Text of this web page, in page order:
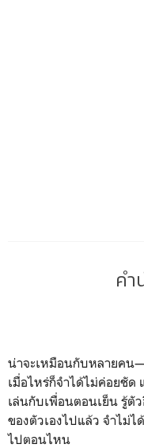
ค
น่าจะเหมือนกับหลายคน
เมื่อไหร่ก็จำได้ไม่ค่อยชั
เล่นกับเพื่อนตอนเย็น รู้ตั
ของตัวเองไปแล้ว จำไม่
ไปตอนไหน